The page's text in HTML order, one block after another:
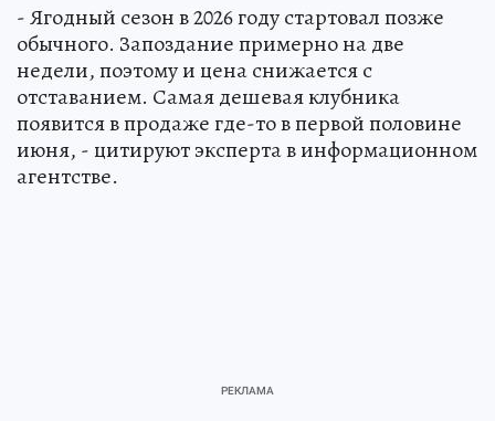
- Ягодный сезон в 2026 году стартовал позже
обычного. Запоздание примерно на две
недели, поэтому и цена снижается с
отставанием. Самая дешевая клубника
появится в продаже где-то в первой половине
июня, - цитируют эксперта в информационном
агентстве.